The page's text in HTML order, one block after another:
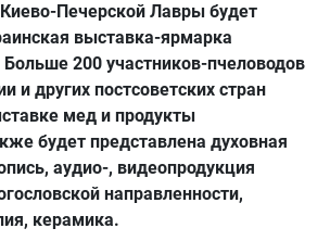
Печерской Лавры будет
выставка-ярмарка
Больше 200 участников-пчеловодов
и других постсоветских стран
мед и продукты
будет представлена духовная
аудио-, видеопродукция
направленности,
керамика.